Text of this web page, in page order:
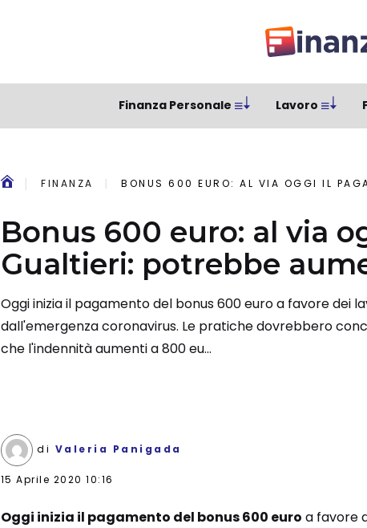
Finanza Personale Lavoro
FINANZA BONUS 600 EURO: AL VIA OGGI IL
Bonus 600 euro: al via
Gualtieri: potrebbe
Oggi inizia il pagamento del bonus 600 euro a favore dei
dall'emergenza coronavirus. Le pratiche dovrebbero
che l'indennità aumenti a 800 eu...
di Valeria Panigada
15 Aprile 2020 10:16
Oggi inizia il pagamento del bonus 600 euro a favore